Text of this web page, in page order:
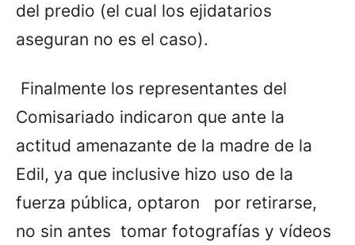
del predio (el cual los ejidatarios
aseguran no es el caso).
Finalmente los representantes del
Comisariado indicaron que ante la
actitud amenazante de la madre de la
Edil, ya que inclusive hizo uso de la
fuerza pública, optaron por retirarse,
no sin antes tomar fotografías y vídeos